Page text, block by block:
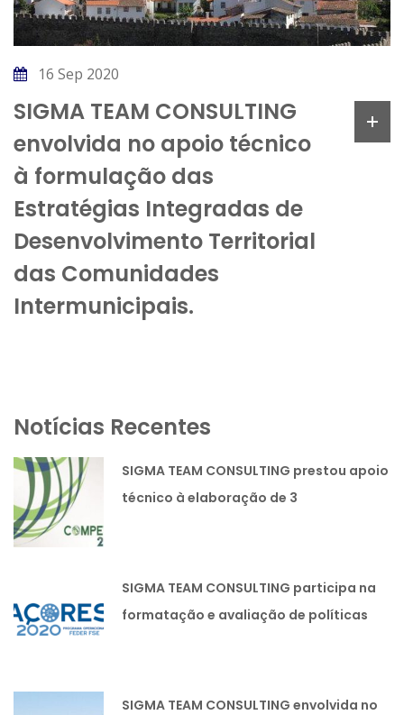
16 Sep 2020
SIGMA TEAM CONSULTING
envolvida no apoio técnico
à formulação das
Estratégias Integradas de
Desenvolvimento Territorial
das Comunidades
Intermunicipais.
Notícias Recentes
SIGMA TEAM CONSULTING prestou apoio
técnico à elaboração de 3
SIGMA TEAM CONSULTING participa na
formatação e avaliação de políticas
SIGMA TEAM CONSULTING envolvida no